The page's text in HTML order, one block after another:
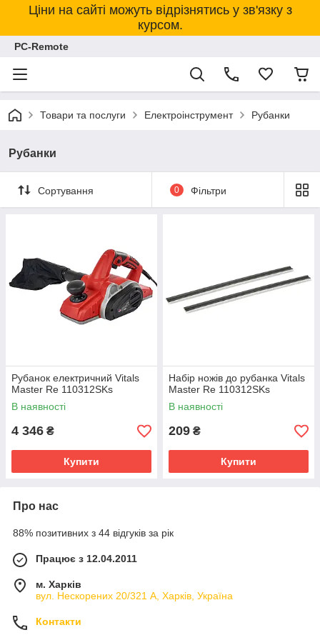
Ціни на сайті можуть відрізнятись у зв'язку з
курсом.
PC-Remote
Товари та послуги Електроінструмент Рубанки
Рубанки
Сортування 0 Фільтри
Рубанок електричний Vitals
Master Re 110312SKs
В наявності
4 346 ₴
Купити
Набір ножів до рубанка Vitals
Master Re 110312SKs
В наявності
209 ₴
Купити
Про нас
88% позитивних з 44 відгуків за рік
Працює з 12.04.2011
м. Харків
вул. Нескорених 20/321 А, Харків, Україна
Контакти